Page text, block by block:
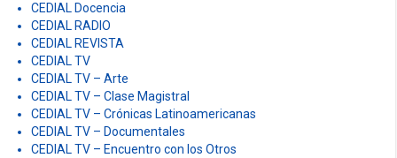
CEDIAL Docencia
CEDIAL RADIO
CEDIAL REVISTA
CEDIAL TV
CEDIAL TV – Arte
CEDIAL TV – Clase Magistral
CEDIAL TV – Crónicas Latinoamericanas
CEDIAL TV – Documentales
CEDIAL TV – Encuentro con los Otros